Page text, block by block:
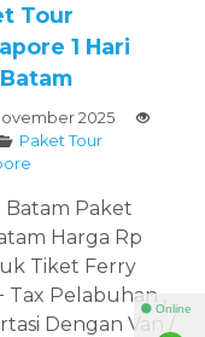
Tour
1 Hari
2025
Paket Tour
Batam Paket
Harga Rp
Tiket Ferry
Tax Pelabuhan ,
Dengan Van /
⚫ Online